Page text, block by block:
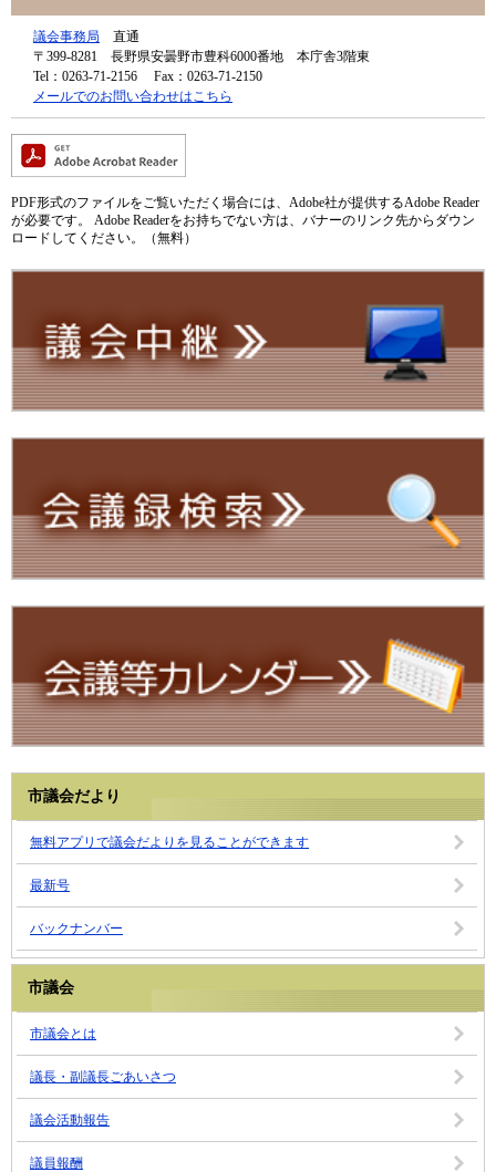
議会事務局
直通
〒399-8281
長野県安曇野市豊科6000番地 本庁舎3階東
Tel：0263-71-2156
Fax：0263-71-2150
メールでのお問い合わせはこちら
PDF形式のファイルをご覧いただく場合には、Adobe社が提供するAdobe Reader
が必要です。
Adobe Readerをお持ちでない方は、バナーのリンク先からダウン
ロードしてください。（無料）
市議会だより
無料アプリで議会だよりを見ることができます
最新号
バックナンバー
市議会
市議会とは
議長・副議長ごあいさつ
議会活動報告
議員報酬